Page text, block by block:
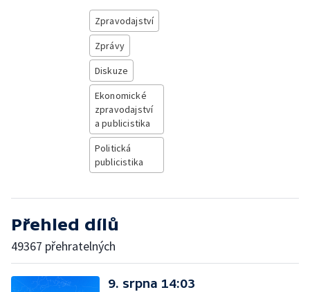
Zpravodajství
Zprávy
Diskuze
Ekonomické
zpravodajství
a publicistika
Politická
publicistika
Přehled dílů
49367 přehratelných
9. srpna 14:03